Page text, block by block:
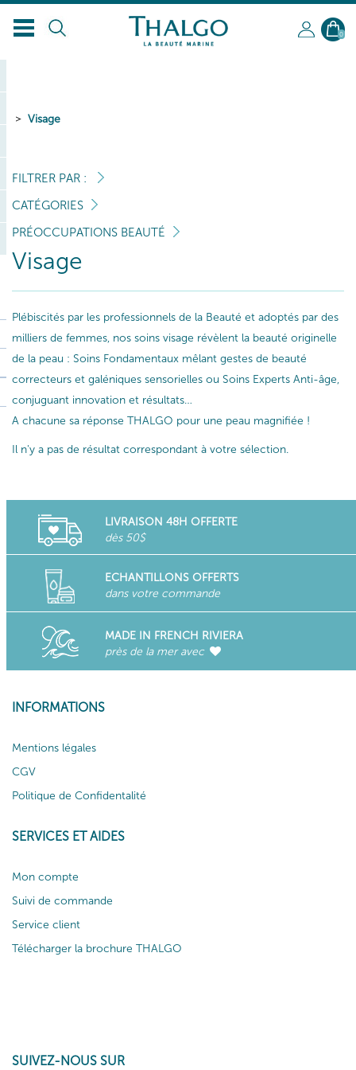
FR
0
Visage
FILTRER PAR :
CATÉGORIES
PRÉOCCUPATIONS BEAUTÉ
Visage
Plébiscités par les professionnels de la Beauté et adoptés par des
milliers de femmes, nos soins visage révèlent la beauté originelle
de la peau : Soins Fondamentaux mêlant gestes de beauté
correcteurs et galéniques sensorielles ou Soins Experts Anti-âge,
conjuguant innovation et résultats…
A chacune sa réponse THALGO pour une peau magnifiée !
Il n'y a pas de résultat correspondant à votre sélection.
LIVRAISON 48H OFFERTE
dès 50$
ECHANTILLONS OFFERTS
dans votre commande
MADE IN FRENCH RIVIERA
près de la mer avec
INFORMATIONS
Mentions légales
CGV
Politique de Confidentalité
SERVICES ET AIDES
Mon compte
Suivi de commande
Service client
Télécharger la brochure THALGO
SUIVEZ-NOUS SUR